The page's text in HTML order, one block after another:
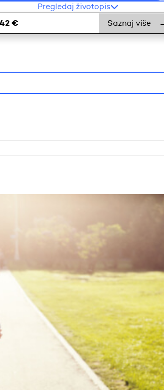
Pregledaj životopis
€ Saznaj više